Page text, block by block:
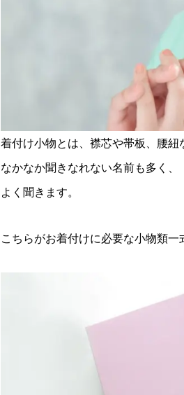
着付け小物とは、襟芯や帯板、腰紐
なかなか聞きなれない名前も多く
よく聞きます。
こちらがお着付けに必要な小物類